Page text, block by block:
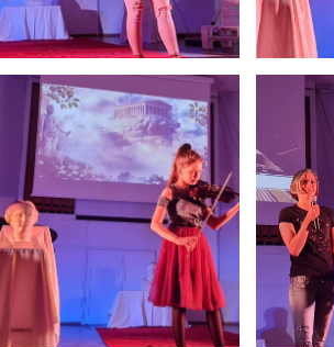
1
2
4
5
6
7
8
9
10